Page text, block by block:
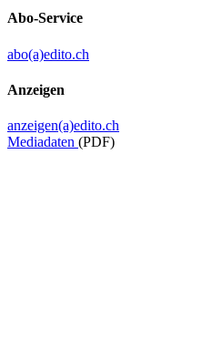
Abo-Service
abo(a)edito.ch
Anzeigen
anzeigen(a)edito.ch
Mediadaten (PDF)